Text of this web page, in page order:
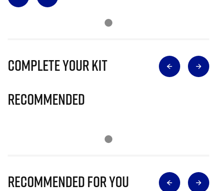
Complete Your Kit
Recommended
Recommended for you